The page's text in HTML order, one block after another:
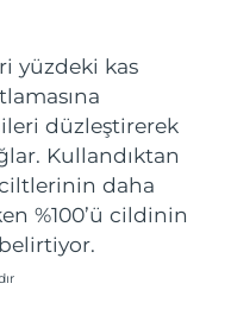
yüzdeki kas
düzleştirerek
Kullandıktan
ciltlerinin daha
%100’ü cildinin
teslim tarihi
teslim tarihi8/12/26